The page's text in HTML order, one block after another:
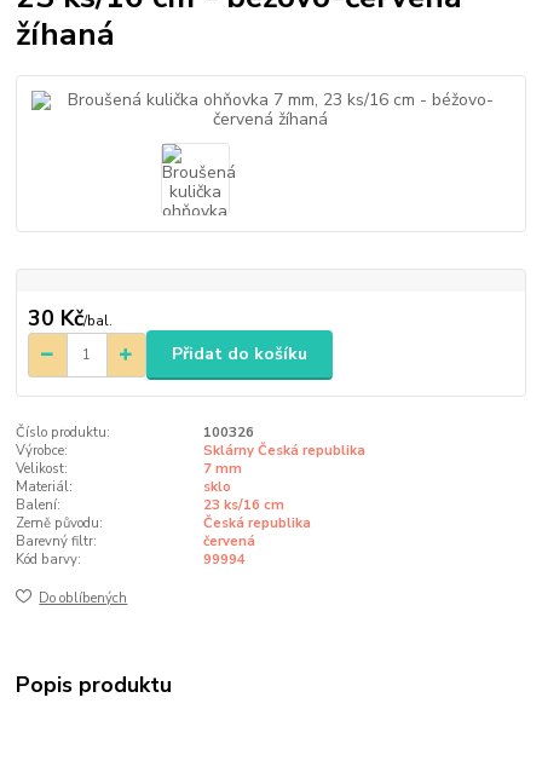
žíhaná
30 Kč/bal.
Přidat do košíku
Číslo produktu:
100326
Výrobce:
Sklárny Česká republika
Velikost:
7 mm
Materiál:
sklo
Balení:
23 ks/16 cm
Země původu:
Česká republika
Barevný filtr:
červená
Kód barvy:
99994
Do oblíbených
Popis produktu